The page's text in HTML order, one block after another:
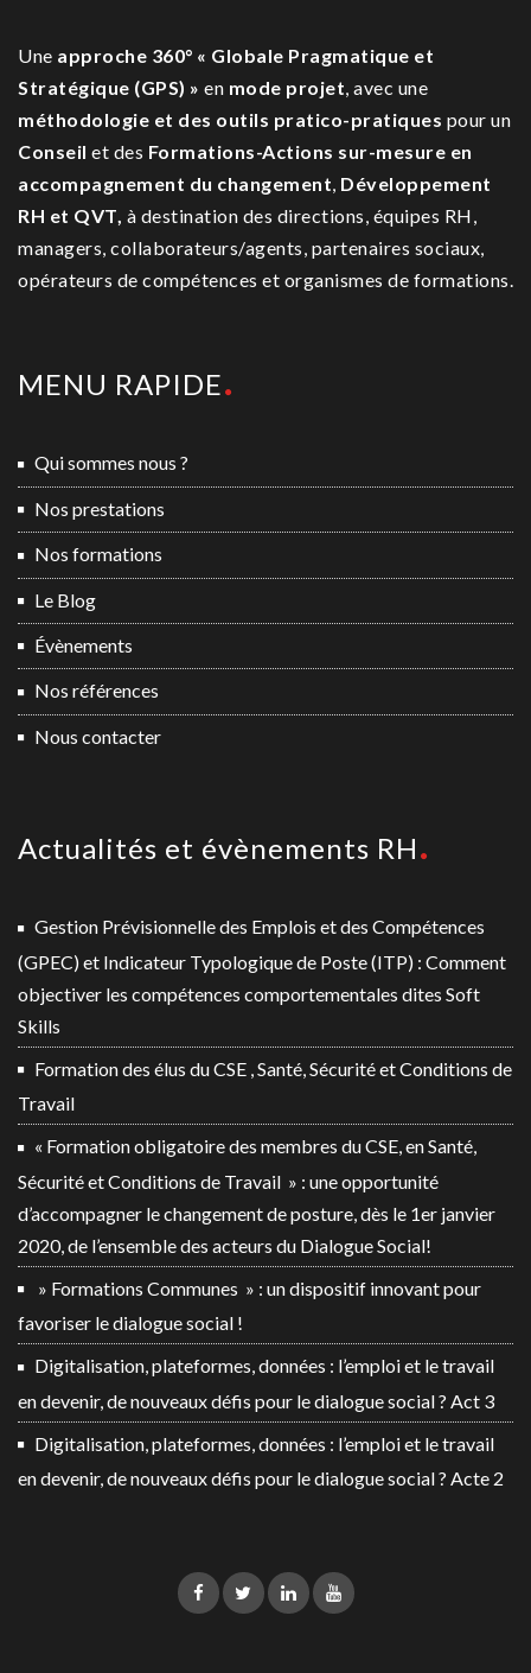
Une approche 360° « Globale Pragmatique et
Stratégique (GPS) » en mode projet, avec une
méthodologie et des outils pratico-pratiques pour un
Conseil et des Formations-Actions sur-mesure en
accompagnement du changement, Développement
RH et QVT, à destination des directions, équipes RH,
managers, collaborateurs/agents, partenaires sociaux,
opérateurs de compétences et organismes de formations.
MENU RAPIDE
Qui sommes nous ?
Nos prestations
Nos formations
Le Blog
Évènements
Nos références
Nous contacter
Actualités et évènements RH
Gestion Prévisionnelle des Emplois et des Compétences
(GPEC) et Indicateur Typologique de Poste (ITP) : Comment
objectiver les compétences comportementales dites Soft
Skills
Formation des élus du CSE , Santé, Sécurité et Conditions de
Travail
« Formation obligatoire des membres du CSE, en Santé,
Sécurité et Conditions de Travail » : une opportunité
d’accompagner le changement de posture, dès le 1er janvier
2020, de l’ensemble des acteurs du Dialogue Social!
» Formations Communes » : un dispositif innovant pour
favoriser le dialogue social !
Digitalisation, plateformes, données : l’emploi et le travail
en devenir, de nouveaux défis pour le dialogue social ? Act 3
Digitalisation, plateformes, données : l’emploi et le travail
en devenir, de nouveaux défis pour le dialogue social ? Acte 2